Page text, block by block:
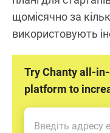
щомісячно за
використовують
Try Chanty all-
platform to